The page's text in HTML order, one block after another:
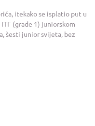
itekako se isplatio put u
(grade 1) juniorskom
šesti junior svijeta, bez